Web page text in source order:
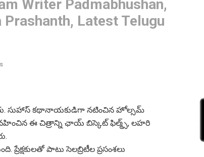
Writer Padmabhushan,
Prashanth, Latest Telugu
సుహాస్ కథానాయకుడిగా నటించిన హోల్సమ్
వహించిన ఈ చిత్రాన్ని ఛాయ్ బిస్కెట్ ఫిల్మ్స్, లహరి
పాటు సెలబ్రిటీల ప్రసంశలు